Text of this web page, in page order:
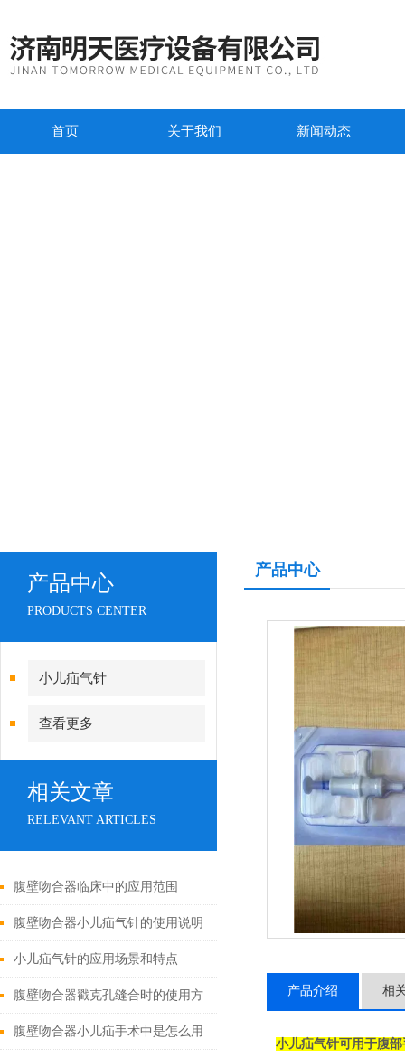
首页 关于我们 新闻动态
产品中心
PRODUCTS CENTER
小儿疝气针
查看更多
相关文章
RELEVANT ARTICLES
腹壁吻合器临床中的应用范围
腹壁吻合器小儿疝气针的使用说明
小儿疝气针的应用场景和特点
腹壁吻合器戳克孔缝合时的使用方
法
腹壁吻合器小儿疝手术中是怎么用
产品中心
产品介绍 相
小儿疝气针可用于腹